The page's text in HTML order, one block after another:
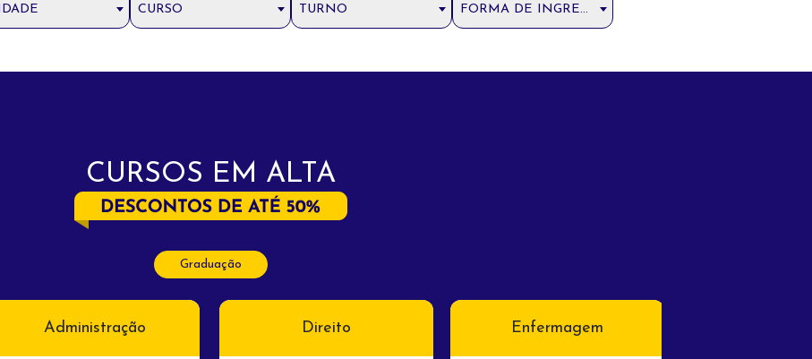
CURSO TURNO FORMA DE INGRESSO
CURSOS EM ALTA
Graduação
Administração Direito Enfermagem